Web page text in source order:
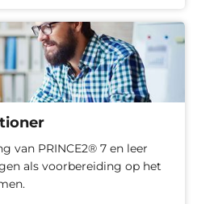
van PRINCE2® 7 en leer
als voorbereiding op het